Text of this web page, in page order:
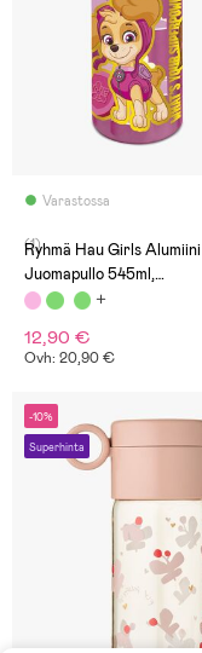
Varastossa
(1)
Ryhmä Hau Girls Alumiini
Juomapullo 545ml,
Vaaleanpunainen
12,90 €
Ovh: 20,90 €
-10%
Superhinta